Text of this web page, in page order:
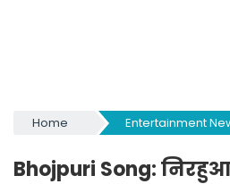
Home Entertainment
Bhojpuri Song: